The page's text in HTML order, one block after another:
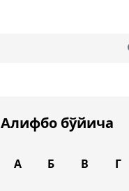
Алифбо бўйича
А Б В Г